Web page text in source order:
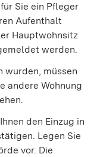
Sie ein Pfleger
Aufenthalt
Hauptwohnsitz
werden.
wurden, müssen
andere Wohnung
den Einzug in
Legen Sie
vor. Die